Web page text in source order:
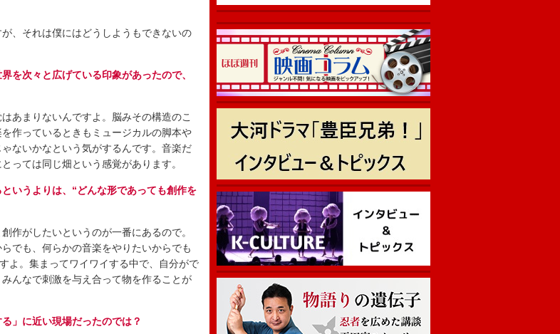
、それは僕にはどうしようもできないの
を次々と広げている印象があったので、
あまりないんですよ。脳みその構造のこ
作っているときもミュージカルの脚本や
ないかなという気がするんです。音楽だ
っては同じ畑という感覚があります。
いうよりは、“どんな形であっても創作を
作がしたいというのが一番にあるので。
でも、何らかの音楽をやりたいからでも
よ。集まってワイワイする中で、自分がで
んなで刺激を与え合って物を作ることが
」に近い現場だったのでは？